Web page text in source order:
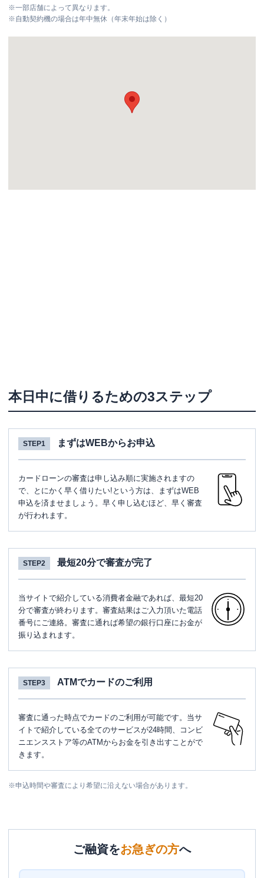
※一部店舗によって異なります。
※自動契約機の場合は年中無休（年末年始は除く）
本日中に借りるための3ステップ
STEP1 まずはWEBからお申込
カードローンの審査は申し込み順に実施されますの
で、とにかく早く借りたい!という方は、まずはWEB
申込を済ませましょう。早く申し込むほど、早く審査
が行われます。
STEP2 最短20分で審査が完了
当サイトで紹介している消費者金融であれば、最短20
分で審査が終わります。審査結果はご入力頂いた電話
番号にご連絡。審査に通れば希望の銀行口座にお金が
振り込まれます。
STEP3 ATMでカードのご利用
審査に通った時点でカードのご利用が可能です。当サ
イトで紹介している全てのサービスが24時間、コンビ
ニエンスストア等のATMからお金を引き出すことがで
きます。
※申込時間や審査により希望に沿えない場合があります。
ご融資をお急ぎの方へ